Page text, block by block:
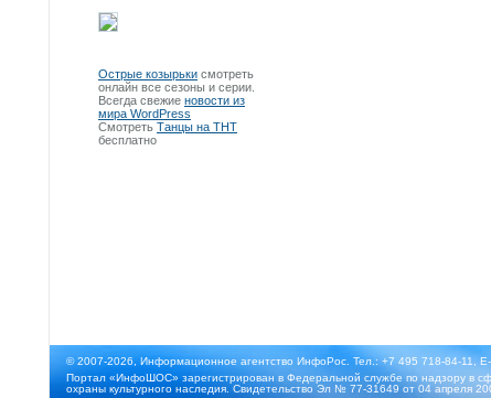
Острые козырьки смотреть
онлайн все сезоны и серии.
Всегда свежие новости из
мира WordPress
Смотреть Танцы на ТНТ
бесплатно
© 2007-2026, Информационное агентство ИнфоРос. Тел.: +7 495 718-84-11,
Портал «ИнфоШОС» зарегистрирован в Федеральной службе по надзору в
охраны культурного наследия. Свидетельство Эл № 77-31649 от 04 апреля